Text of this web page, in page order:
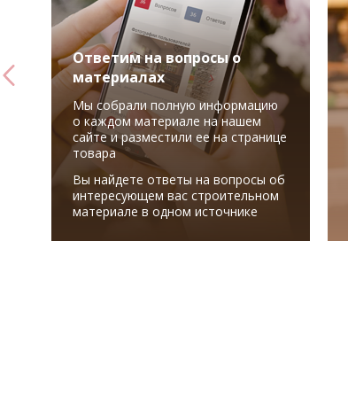
Ответим на вопросы о
материалах
Мы собрали полную информацию
о каждом материале на нашем
сайте и разместили ее на странице
товара
Вы найдете ответы на вопросы об
интересующем вас строительном
материале в одном источнике